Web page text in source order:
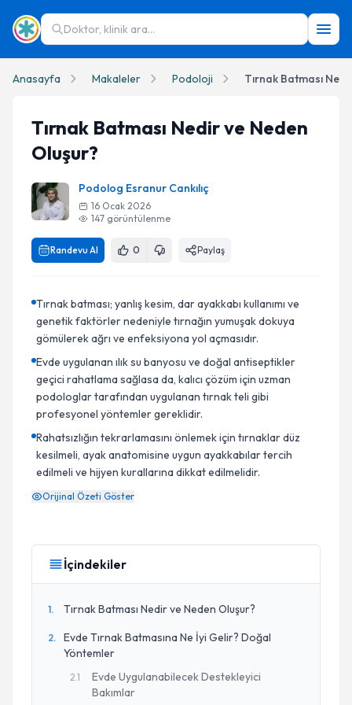
Doktor, klinik ara...
Anasayfa Makaleler Podoloji Tırnak Batması
Tırnak Batması Nedir ve Neden
Oluşur?
Podolog Esranur Cankılıç
16 Ocak 2026
147 görüntülenme
Randevu Al 0 Paylaş
Tırnak batması; yanlış kesim, dar ayakkabı kullanımı ve
genetik faktörler nedeniyle tırnağın yumuşak dokuya
gömülerek ağrı ve enfeksiyona yol açmasıdır.
Evde uygulanan ılık su banyosu ve doğal antiseptikler
geçici rahatlama sağlasa da, kalıcı çözüm için uzman
podologlar tarafından uygulanan tırnak teli gibi
profesyonel yöntemler gereklidir.
Rahatsızlığın tekrarlamasını önlemek için tırnaklar düz
kesilmeli, ayak anatomisine uygun ayakkabılar tercih
edilmeli ve hijyen kurallarına dikkat edilmelidir.
Orijinal Özeti Göster
İçindekiler
1. Tırnak Batması Nedir ve Neden Oluşur?
2.
Evde Tırnak Batmasına Ne İyi Gelir? Doğal
Yöntemler
2.1
Evde Uygulanabilecek Destekleyici
Bakımlar